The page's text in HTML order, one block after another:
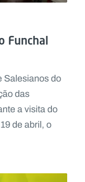
Funchal
Salesianos do
das
a visita do
de abril, o